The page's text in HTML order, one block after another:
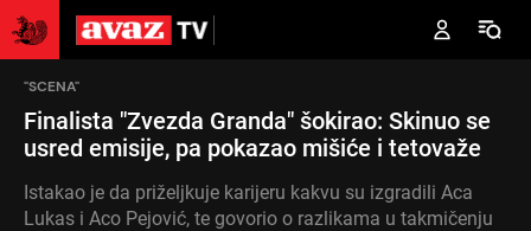
"SCENA"
Finalista "Zvezda Granda" šokirao: Skinuo se
usred emisije, pa pokazao mišiće i tetovaže
Istakao je da priželjkuje karijeru kakvu su izgradili Aca
Lukas i Aco Pejović, te govorio o razlikama u takmičenju